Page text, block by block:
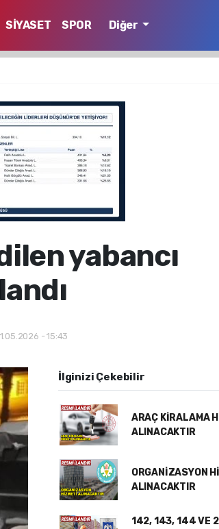
SİYASET
SPOR
Diğer
yabancı
- 15:43
İlginizi Çekebilir
ARAÇ KİRALAMA
ALINACAKTIR
ORGANİZASYON
ALINACAKTIR
142, 143, 144 VE